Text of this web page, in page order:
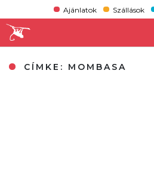
Ajánlatok Szállások
CÍMKE: MOMBASA